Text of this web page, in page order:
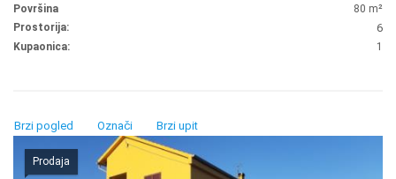
prostorom u potkrovlju - dvije sobe za djecu, ukupno 80 m2, idealno za
cjelogodišnji život s obitelji na moru ili za iznajmljivanje.
Površina
80 m²
Prostorija:
6
Kupaonica: 1
Brzi pogled Označi Brzi upit
Prodaja